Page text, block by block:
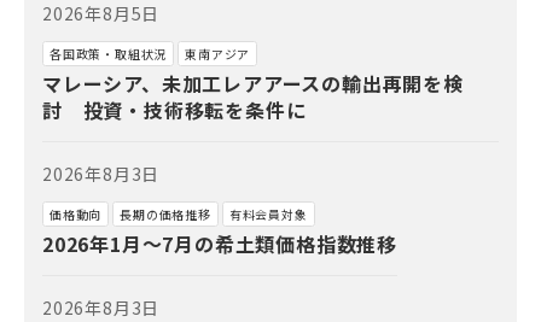
2026年8月5日
各国政策・取組状況 東南アジア
マレーシア、未加工レアアースの輸出再開を検
討 投資・技術移転を条件に
2026年8月3日
価格動向 長期の価格推移 有料会員対象
2026年1月～7月の希土類価格指数推移
2026年8月3日